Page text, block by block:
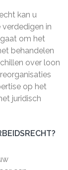
kan u
in
om het
behandelen
over loon
op het
juridisch